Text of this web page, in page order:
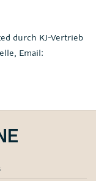
durch KJ-Vertrieb
Email: